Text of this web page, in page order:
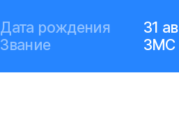
Дата рождения
31
Звание
ЗМС